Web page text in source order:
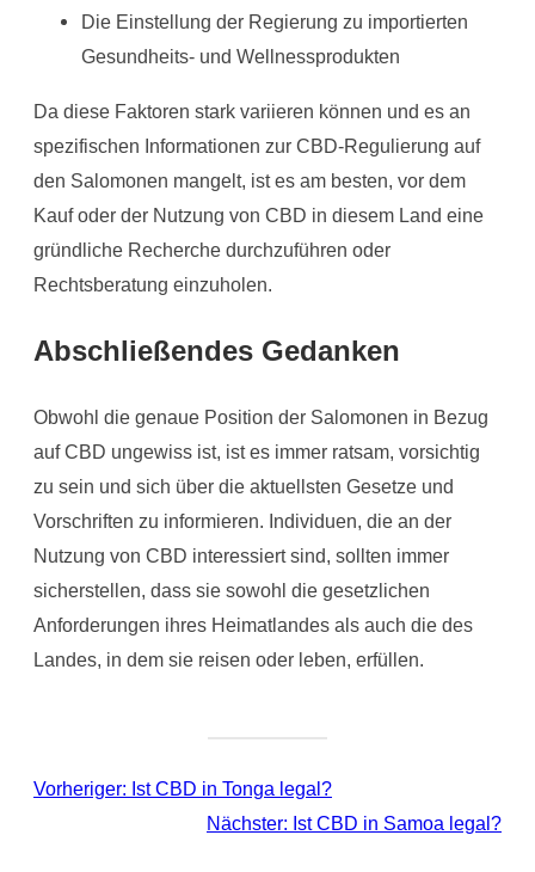
Die Einstellung der Regierung zu importierten
Gesundheits- und Wellnessprodukten
Da diese Faktoren stark variieren können und es an
spezifischen Informationen zur CBD-Regulierung auf
den Salomonen mangelt, ist es am besten, vor dem
Kauf oder der Nutzung von CBD in diesem Land eine
gründliche Recherche durchzuführen oder
Rechtsberatung einzuholen.
Abschließendes Gedanken
Obwohl die genaue Position der Salomonen in Bezug
auf CBD ungewiss ist, ist es immer ratsam, vorsichtig
zu sein und sich über die aktuellsten Gesetze und
Vorschriften zu informieren. Individuen, die an der
Nutzung von CBD interessiert sind, sollten immer
sicherstellen, dass sie sowohl die gesetzlichen
Anforderungen ihres Heimatlandes als auch die des
Landes, in dem sie reisen oder leben, erfüllen.
Vorheriger: Ist CBD in Tonga legal?
Nächster: Ist CBD in Samoa legal?